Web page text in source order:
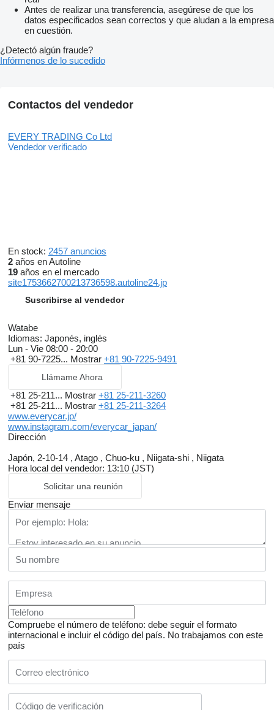
Antes de realizar una transferencia, asegúrese de que los
datos especificados sean correctos y que aludan a la empresa
en cuestión.
¿Detectó algún fraude?
Infórmenos de lo sucedido
Contactos del vendedor
EVERY TRADING Co Ltd
Vendedor verificado
En stock: 2457 anuncios
2 años en Autoline
19 años en el mercado
site1753662700213736598.autoline24.jp
Suscribirse al vendedor
Watabe
Idiomas: Japonés, inglés
Lun - Vie 08:00 - 20:00
+81 90-7225... Mostrar +81 90-7225-9491
Llámame Ahora
+81 25-211... Mostrar +81 25-211-3260
+81 25-211... Mostrar +81 25-211-3264
www.everycar.jp/
www.instagram.com/everycar_japan/
Dirección
Japón, 2-10-14 , Atago , Chuo-ku , Niigata-shi , Niigata
Hora local del vendedor: 13:10 (JST)
Solicitar una reunión
Enviar mensaje
Compruebe el número de teléfono: debe seguir el formato
internacional e incluir el código del país. No trabajamos con este
país